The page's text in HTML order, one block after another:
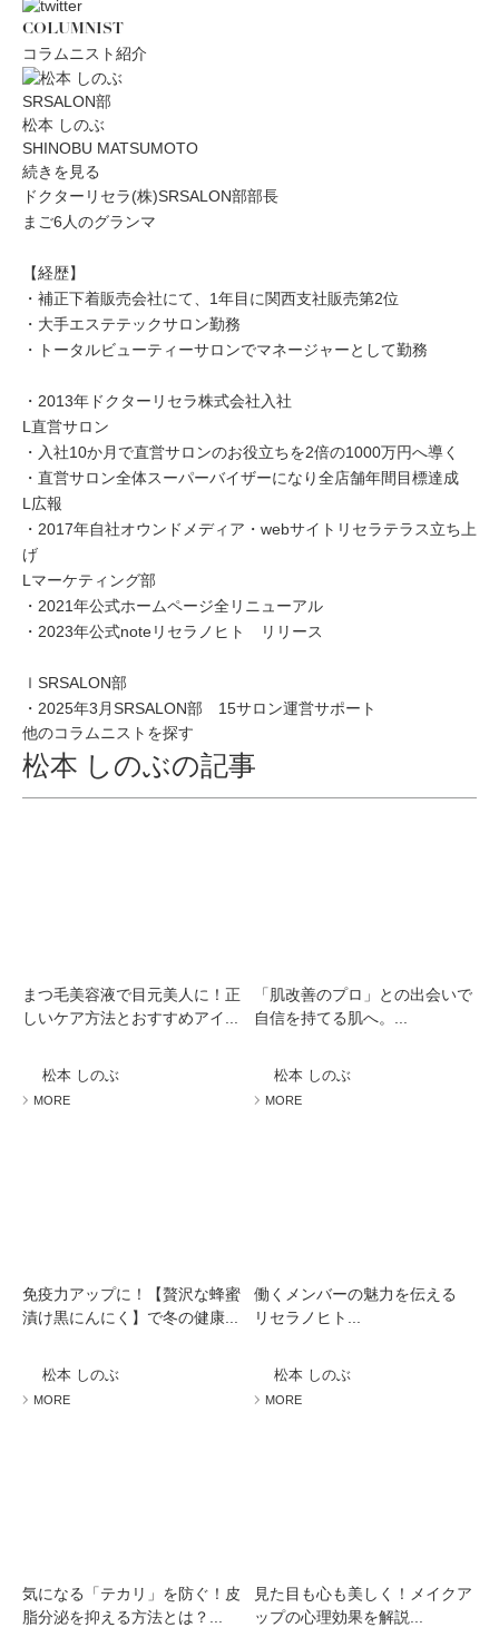
COLUMNIST
コラムニスト紹介
SRSALON部
松本 しのぶ
SHINOBU MATSUMOTO
続きを見る
ドクターリセラ(株)SRSALON部部長
まご6人のグランマ
【経歴】
・補正下着販売会社にて、1年目に関西支社販売第2位
・大手エステテックサロン勤務
・トータルビューティーサロンでマネージャーとして勤務
・2013年ドクターリセラ株式会社入社
L直営サロン
・入社10か月で直営サロンのお役立ちを2倍の1000万円へ導く
・直営サロン全体スーパーバイザーになり全店舗年間目標達成
L広報
・2017年自社オウンドメディア・webサイトリセラテラス立ち上
げ
Lマーケティング部
・2021年公式ホームページ全リニューアル
・2023年公式noteリセラノヒト リリース
ｌSRSALON部
・2025年3月SRSALON部 15サロン運営サポート
他のコラムニストを探す
松本 しのぶの記事
まつ毛美容液で目元美人に！正
しいケア方法とおすすめアイ...
松本 しのぶ
MORE
「肌改善のプロ」との出会いで
自信を持てる肌へ。...
松本 しのぶ
MORE
免疫力アップに！【贅沢な蜂蜜
漬け黒にんにく】で冬の健康...
松本 しのぶ
MORE
働くメンバーの魅力を伝える
リセラノヒト...
松本 しのぶ
MORE
気になる「テカリ」を防ぐ！皮
脂分泌を抑える方法とは？...
見た目も心も美しく！メイクア
ップの心理効果を解説...